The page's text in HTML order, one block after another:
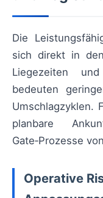
Die
sich direkt in
Liegezeiten
bedeuten
Umschlagzyklen.
planbare
Gate‑Prozesse
Operative